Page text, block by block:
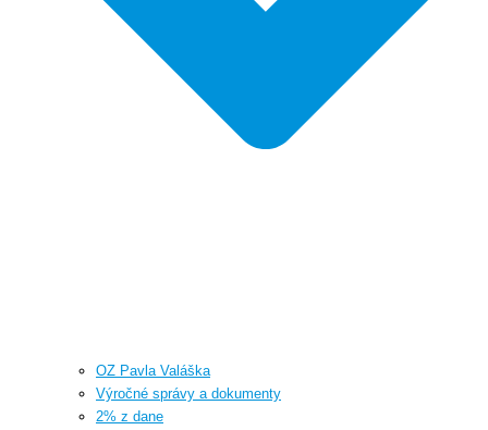
OZ Pavla Valáška
Výročné správy a dokumenty
2% z dane